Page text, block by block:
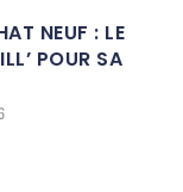
NEUF : LE
POUR SA